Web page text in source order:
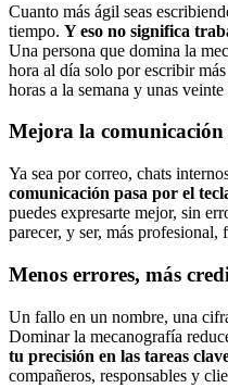
Cuanto más ágil seas
tiempo. Y eso no significa
Una persona que domina la
hora al día solo por escribir
horas a la semana y unas veinte
Mejora la
Ya sea por correo, chats
comunicación pasa por el
puedes expresarte mejor, sin
parecer, y ser, más profesional,
Menos errores, más
Un fallo en un nombre, una
Dominar la mecanografía
tu precisión en las tareas
compañeros, responsables y